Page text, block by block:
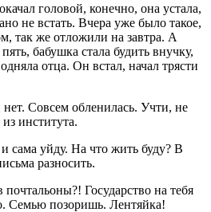
головой, конечно, она устала,
не встать. Вчера уже было такое,
так же отложили на завтра. А
бабушка стала будить внучку,
отца. Он встал, начал трясти
Совсем обленилась. Учти, не
института.
сама уйду. На что жить буду? В
разносить.
Государство на тебя
Семью позоришь. Лентяйка!